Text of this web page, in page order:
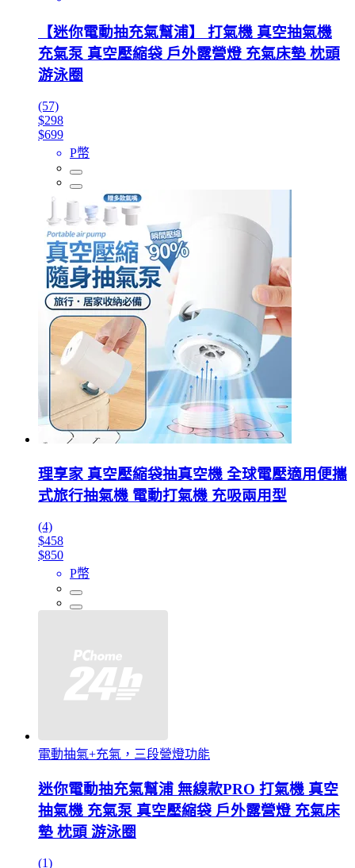
【迷你電動抽充氣幫浦】 打氣機 真空抽氣機
充氣泵 真空壓縮袋 戶外露營燈 充氣床墊 枕頭
游泳圈
(57)
$298
$699
P幣
理享家 真空壓縮袋抽真空機 全球電壓適用便攜
式旅行抽氣機 電動打氣機 充吸兩用型
(4)
$458
$850
P幣
電動抽氣+充氣，三段營燈功能
迷你電動抽充氣幫浦 無線款PRO 打氣機 真空
抽氣機 充氣泵 真空壓縮袋 戶外露營燈 充氣床
墊 枕頭 游泳圈
(1)